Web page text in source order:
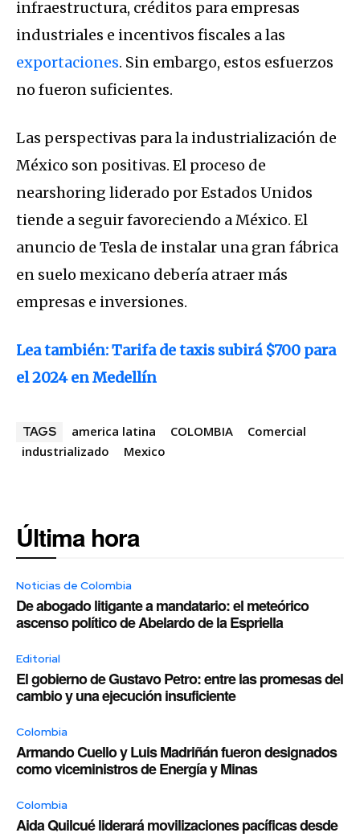
infraestructura, créditos para empresas
industriales e incentivos fiscales a las
exportaciones. Sin embargo, estos esfuerzos
no fueron suficientes.
Las perspectivas para la industrialización de
México son positivas. El proceso de
nearshoring liderado por Estados Unidos
tiende a seguir favoreciendo a México. El
anuncio de Tesla de instalar una gran fábrica
en suelo mexicano debería atraer más
empresas e inversiones.
Lea también:Tarifa de taxis subirá $700 para
el 2024 en Medellín
TAGS america latina COLOMBIA
Comercial
industrializado
Mexico
Última hora
Noticias de Colombia
De abogado litigante a mandatario: el meteórico
ascenso político de Abelardo de la Espriella
Editorial
El gobierno de Gustavo Petro: entre las promesas del
cambio y una ejecución insuficiente
Colombia
Armando Cuello y Luis Madriñán fueron designados
como viceministros de Energía y Minas
Colombia
Aida Quilcué liderará movilizaciones pacíficas desde